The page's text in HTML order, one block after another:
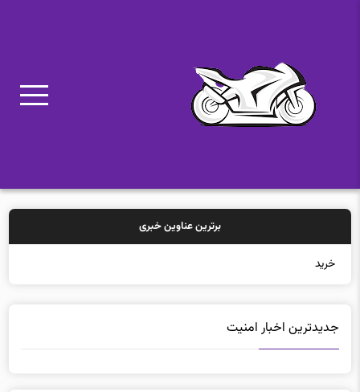
برترین عناوین خبری
خرید بیمه: سنتی یا آن
جدیدترین اخبار امنيت